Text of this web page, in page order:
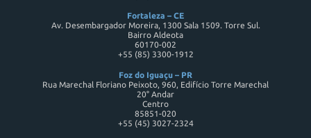
Fortaleza – CE
Av. Desembargador Moreira, 1300 Sala 1509. Torre Sul.
Bairro Aldeota
60170-002
+55 (85) 3300-1912
Foz do Iguaçu – PR
Rua Marechal Floriano Peixoto, 960, Edifício Torre Marechal
20° Andar
Centro
85851-020
+55 (45) 3027-2324